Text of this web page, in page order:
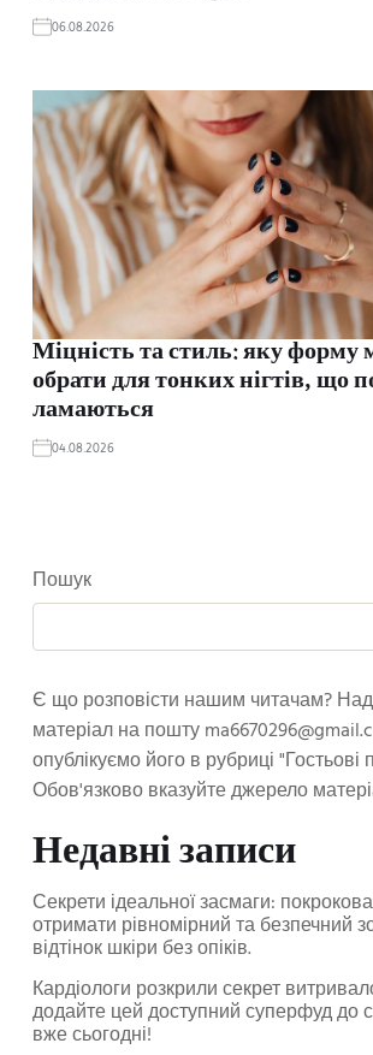
06.08.2026
Міцність та стиль: яку форму
обрати для тонких нігтів, що
ламаються
04.08.2026
Пошук
Є що розповісти нашим читачам?
матеріал на пошту
опублікуємо його в рубриці "Гостьові
Обов'язково вказуйте джерело
Недавні записи
Секрети ідеальної засмаги: покрокова
отримати рівномірний та безпечний
відтінок шкіри без опіків.
Кардіологи розкрили секрет
додайте цей доступний суперфуд до
вже сьогодні!